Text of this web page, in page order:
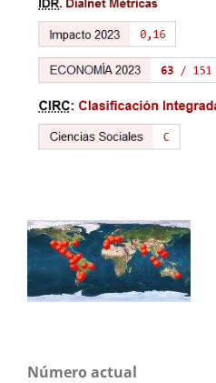
Número actual